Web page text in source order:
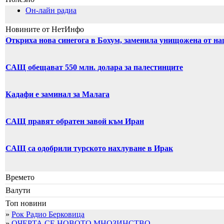
Он-лайн радиа
Новините от НетИнфо
Откриха нова синегога в Бохум, заменила унищожена от
САЩ обещават 550 млн. долара за палестинците
Кадафи е заминал за Малага
САЩ правят обратен завой към Иран
САЩ са одобрили турското нахлуване в Ирак
Времето
Валути
Топ новини
» Рок Радио Берковица